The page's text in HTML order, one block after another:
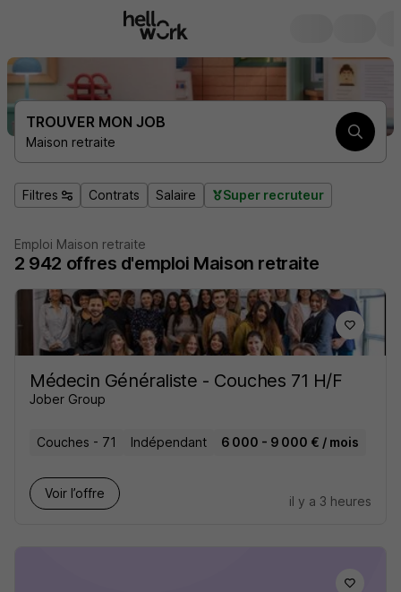
TROUVER MON JOB
Maison retraite
Filtres Contrats Salaire Super recruteur
Emploi Maison retraite
2 942 offres d'emploi Maison retraite
Médecin Généraliste - Couches 71 H/F
Jober Group
Couches - 71 Indépendant 6 000 - 9 000 € / mois
Voir l’offre
il y a 3 heures